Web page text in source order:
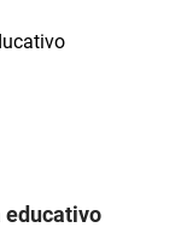
educativo